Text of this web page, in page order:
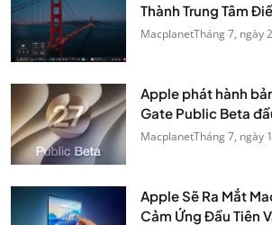
Thành Trung Tâm
MacplanetTháng 7, ngày
Apple phát hành
Gate Public Beta
MacplanetTháng 7, ngày
Apple Sẽ Ra Mắt
Cảm Ứng Đầu Tiên